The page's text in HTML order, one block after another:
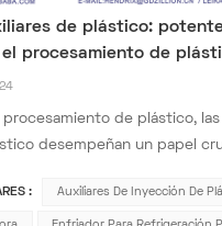
de plástico:
procesamiento de
procesamiento de plástico, las
desempeñan un papel
proceso de producción de
: Auxiliares De Inyección De